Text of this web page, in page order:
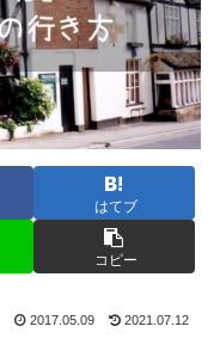
はてブ
コピー
2017.05.09 2021.07.12